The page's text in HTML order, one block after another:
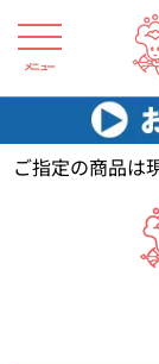
メニュー
花キューピット
ご指定の商品は